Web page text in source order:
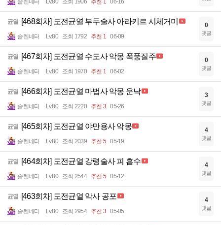
슬렌네터 Lv.80 조회 1906 추천 1 06-16
균열 [468회차] 도전균열 부두술사 아라키르 시체거미
슬렌네터 Lv.80 조회 1792 추천 1 06-09
0
댓글
균열 [467회차] 도전균열 수도사 악몽 폭풍질주
슬렌네터 Lv.80 조회 1970 추천 1 06-02
0
댓글
균열 [466회차] 도전균열 마법사 악몽 운낙
슬렌네터 Lv.80 조회 2220 추천 3 05-26
3
댓글
균열 [465회차] 도전균열 야만용사 악몽
슬렌네터 Lv.80 조회 2039 추천 5 05-19
4
댓글
균열 [464회차] 도전균열 강령술사 피 흡수
슬렌네터 Lv.80 조회 2544 추천 5 05-12
4
댓글
균열 [463회차] 도전균열 악사 공포
슬렌네터 Lv.80 조회 2954 추천 3 05-05
4
댓글